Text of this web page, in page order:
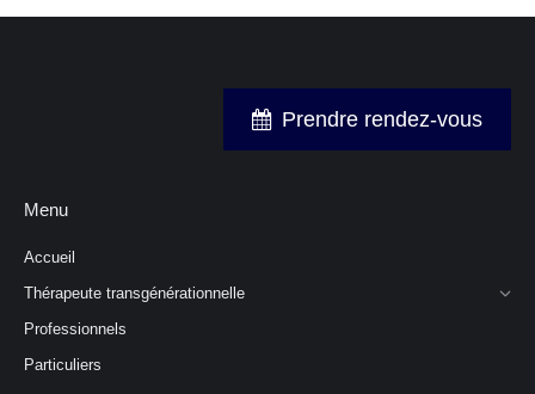
Prendre rendez-vous
Menu
Accueil
Thérapeute transgénérationnelle
Professionnels
Particuliers